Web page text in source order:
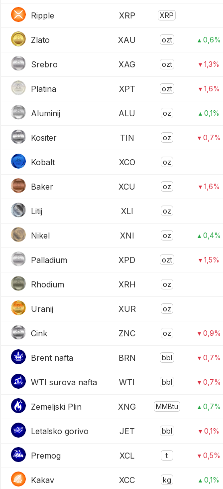
Ripple XRP XRP
Zlato XAU ozt ▴ 0,6%
Srebro XAG ozt ▾ 1,3%
Platina XPT ozt ▾ 1,6%
Aluminij ALU oz ▴ 0,1%
Kositer TIN oz ▾ 0,7%
Kobalt XCO oz
Baker XCU oz ▾ 1,6%
Litij XLI oz
Nikel XNI oz ▴ 0,4%
Palladium XPD ozt ▾ 1,5%
Rhodium XRH oz
Uranij XUR oz
Cink ZNC oz ▾ 0,9%
Brent nafta BRN bbl ▾ 0,7%
WTI surova nafta WTI bbl ▾ 0,7%
Zemeljski Plin XNG MMBtu ▴ 0,7%
Letalsko gorivo JET bbl ▾ 0,1%
Premog XCL t ▾ 0,5%
Kakav XCC kg ▴ 0,1%